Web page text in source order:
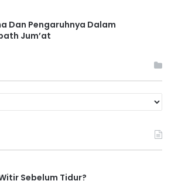
Dan Pengaruhnya Dalam
Jum’at
Sebelum Tidur?